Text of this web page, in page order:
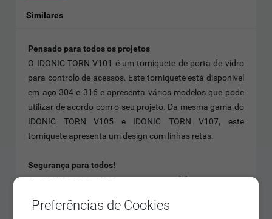
Similares
Pensado para todos os projetos
O IDONIC TORN V101 é um torniquete de porta de vidro
para controlo de acessos. Este torniquete está disponível
em aço 304 e 316 e apresenta vários modelos que pode
utilizar de acordo com o seu projeto. Da mesma gama do
IDONIC TORN V105 e IDONIC TORN V107, este
torniquete apresenta um design com linhas retas.
Segurança para todos!
O IDONIC TORN V101 apresenta modelos aptos para
Além destas opções, estão disponíveis modelos com
Preferências de Cookies